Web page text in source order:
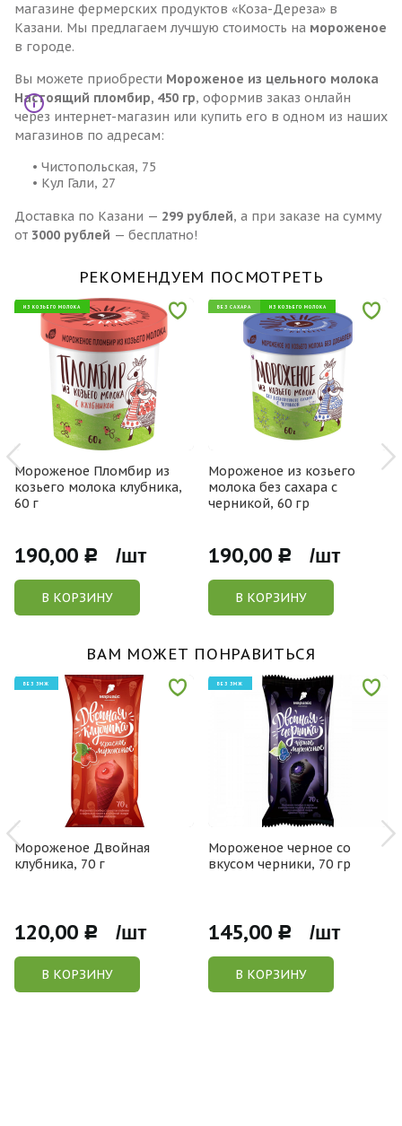
магазине фермерских продуктов «Коза-Дереза» в
Казани. Мы предлагаем лучшую стоимость на мороженое
в городе.
Вы можете приобрести Мороженое из цельного молока
Настоящий пломбир, 450 гр, оформив заказ онлайн
через интернет-магазин или купить его в одном из наших
магазинов по адресам:
• Чистопольская, 75
• Кул Гали, 27
Доставка по Казани — 299 рублей, а при заказе на сумму
от 3000 рублей — бесплатно!
РЕКОМЕНДУЕМ ПОСМОТРЕТЬ
ИЗ КОЗЬЕГО МОЛОКА
Мороженое Пломбир из
козьего молока клубника,
60 г
190,00 Р /шт
В КОРЗИНУ
БЕЗ САХАРА ИЗ КОЗЬЕГО МОЛОКА
Мороженое из козьего
молока без сахара с
черникой, 60 гр
190,00 Р /шт
В КОРЗИНУ
ВАМ МОЖЕТ ПОНРАВИТЬСЯ
БЕЗ ЗМЖ
Мороженое Двойная
клубника, 70 г
120,00 Р /шт
В КОРЗИНУ
БЕЗ ЗМЖ
Мороженое черное со
вкусом черники, 70 гр
145,00 Р /шт
В КОРЗИНУ